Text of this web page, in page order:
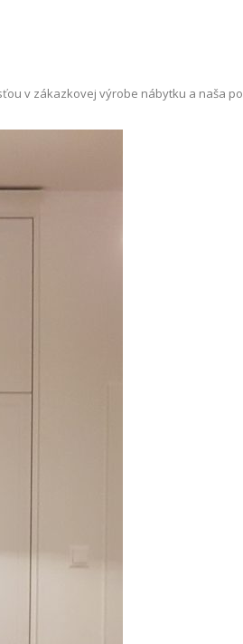
v zákazkovej výrobe nábytku a naša